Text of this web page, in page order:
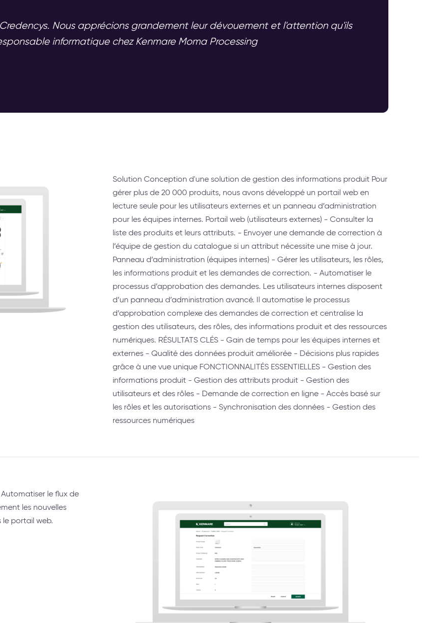
Nous apprécions grandement leur dévouement et l'attention qu'ils
informatique chez Kenmare Moma Processing
Solution Conception d'une solution de gestion des informations produit Pour
gérer plus de 20 000 produits, nous avons développé un portail web en
lecture seule pour les utilisateurs externes et un panneau d’administration
pour les équipes internes. Portail web (utilisateurs externes) - Consulter la
liste des produits et leurs attributs. - Envoyer une demande de correction à
l’équipe de gestion du catalogue si un attribut nécessite une mise à jour.
Panneau d’administration (équipes internes) - Gérer les utilisateurs, les rôles,
les informations produit et les demandes de correction. - Automatiser le
processus d’approbation des demandes. Les utilisateurs internes disposent
d’un panneau d’administration avancé. Il automatise le processus
d’approbation complexe des demandes de correction et centralise la
gestion des utilisateurs, des rôles, des informations produit et des ressources
numériques. RÉSULTATS CLÉS - Gain de temps pour les équipes internes et
externes - Qualité des données produit améliorée - Décisions plus rapides
grâce à une vue unique FONCTIONNALITÉS ESSENTIELLES - Gestion des
informations produit - Gestion des attributs produit - Gestion des
utilisateurs et des rôles - Demande de correction en ligne - Accès basé sur
les rôles et les autorisations - Synchronisation des données - Gestion des
ressources numériques
le flux de
les nouvelles
le portail web.